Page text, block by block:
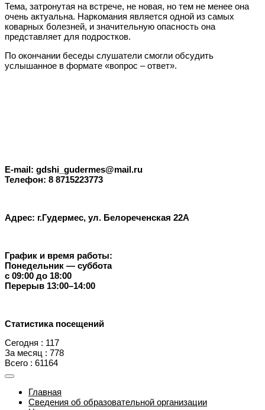
Тема, затронутая на встрече, не новая, но тем не менее она
очень актуальна. Наркомания является одной из самых
коварных болезней, и значительную опасность она
представляет для подростков.
По окончании беседы слушатели смогли обсудить
услышанное в формате «вопрос – ответ».
E-mail: gdshi_gudermes@mail.ru
Телефон: 8 8715223773
Адрес: г.Гудермес, ул. Белореченская 22А
График и время работы:
Понедельник — суббота
с 09:00 до 18:00
Перерыв 13:00–14:00
Статистика посещений
Сегодня : 117
За месяц : 778
Всего : 61164
Главная
Сведения об образовательной организации